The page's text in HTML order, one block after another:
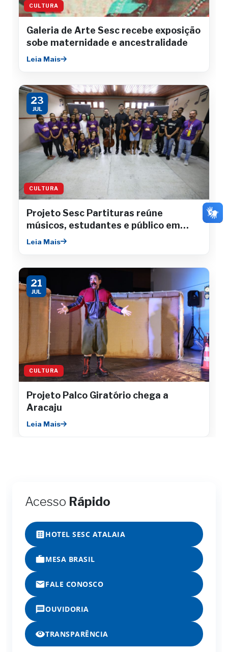
CULTURA
Galeria de Arte Sesc recebe exposição
sobe maternidade e ancestralidade
Leia Mais
23
JUL
CULTURA
Projeto Sesc Partituras reúne
músicos, estudantes e público em
concertos gratuitos
Leia Mais
21
JUL
CULTURA
Projeto Palco Giratório chega a
Aracaju
Leia Mais
Acesso Rápido
HOTEL SESC ATALAIA
MESA BRASIL
FALE CONOSCO
OUVIDORIA
TRANSPARÊNCIA